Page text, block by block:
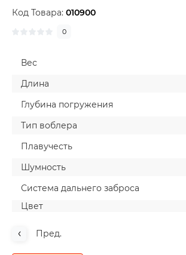
Код Товара: 010900
0
Вес
Длина
Глубина погружения
Тип воблера
Плавучесть
Шумность
Система дальнего заброса
Цвет
Пред.